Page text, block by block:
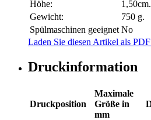
Höhe:
1,50cm.
Gewicht:
750 g.
Spülmaschinen geeignet No
Laden Sie diesen Artikel als
Druckinformation
Druckposition
Maximale
Größe in
mm